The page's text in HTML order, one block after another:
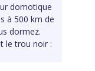
domotique
à 500 km de
dormez.
le trou noir :